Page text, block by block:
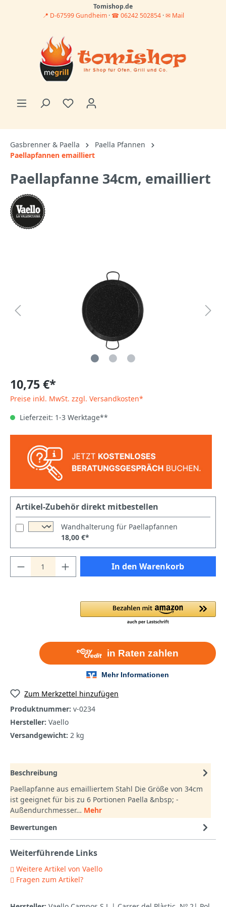
Tomishop.de
📍 D-67599 Gundheim · ☎ 06242 502854·✉ Mail
Gasbrenner & Paella
Paella Pfannen
Paellapfannen emailliert
Paellapfanne 34cm, emailliert
10,75 €*
Preise inkl. MwSt. zzgl. Versandkosten*
Lieferzeit: 1-3 Werktage**
Artikel-Zubehör direkt mitbestellen
Wandhalterung für Paellapfannen
18,00 €*
In den Warenkorb
Zum Merkzettel hinzufügen
Produktnummer: v-0234
Hersteller: Vaello
Versandgewicht: 2 kg
Beschreibung
Paellapfanne aus emailliertem Stahl Die Größe von 34cm
ist geeignet für bis zu 6 Portionen Paella &nbsp; -
Außendurchmesser… Mehr
Bewertungen
Weiterführende Links
Weitere Artikel von Vaello
Fragen zum Artikel?